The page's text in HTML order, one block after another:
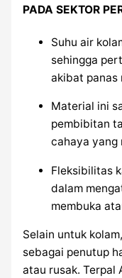
PADA SEKTOR
Suhu air
sehingga
akibat panas
Material ini
pembibitan
cahaya yang
Fleksibilitas
dalam
membuka
Selain untuk
sebagai penutup
atau rusak. Terpal